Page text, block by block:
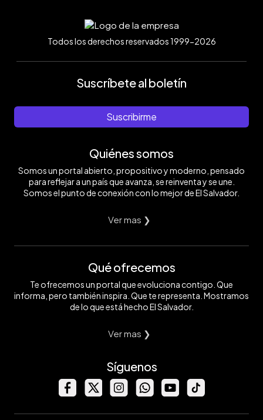
Todos los derechos reservados 1999-2026
Suscríbete al boletín
Suscribirme
Quiénes somos
Somos un portal abierto, propositivo y moderno, pensado
para reflejar a un país que avanza, se reinventa y se une.
Somos el punto de conexión con lo mejor de El Salvador.
Ver mas ❯
Qué ofrecemos
Te ofrecemos un portal que evoluciona contigo. Que
informa, pero también inspira. Que te representa. Mostramos
de lo que está hecho El Salvador.
Ver mas ❯
Síguenos